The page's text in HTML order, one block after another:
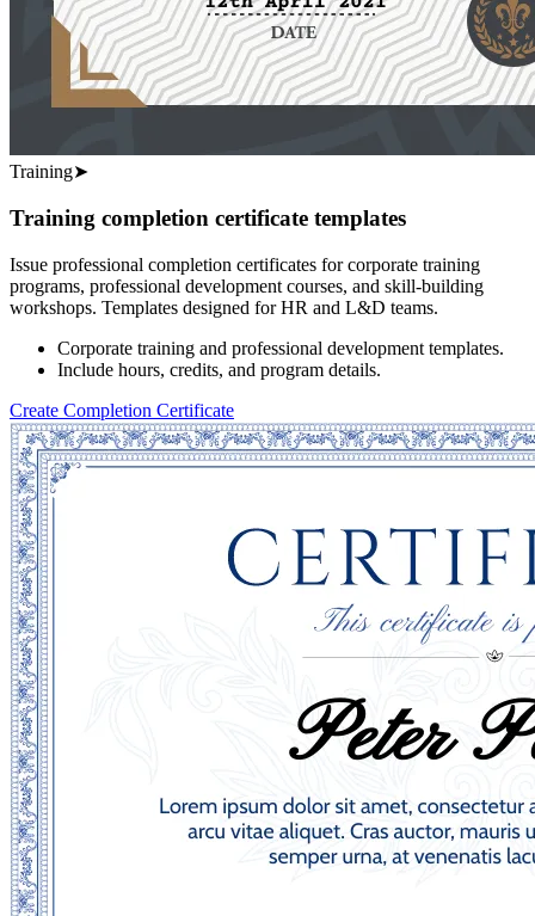
Training➤
Training completion certificate templates
Issue professional completion certificates for corporate training
programs, professional development courses, and skill-building
workshops. Templates designed for HR and L&D teams.
Corporate training and professional development templates.
Include hours, credits, and program details.
Create Completion Certificate